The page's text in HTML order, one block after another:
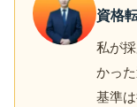
資格
私が
かっ
基準